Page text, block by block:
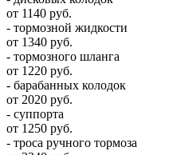
от 1140 руб.
- тормозной жидкости
от 1340 руб.
- тормозного шланга
от 1220 руб.
- барабанных колодок
от 2020 руб.
- суппорта
от 1250 руб.
- троса ручного тормоза